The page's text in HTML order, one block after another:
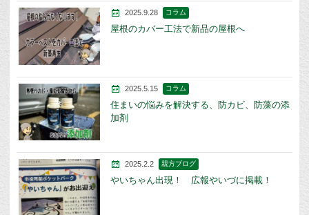
2025.9.28 コラム
屋根のカバー工法で新品の屋根へ
2025.5.15 コラム
住まいの悩みを解決する、防カビ、防藻の添
加剤
2025.2.2 親方ブログ
やいちゃん出現！ 広報やいづに掲載！